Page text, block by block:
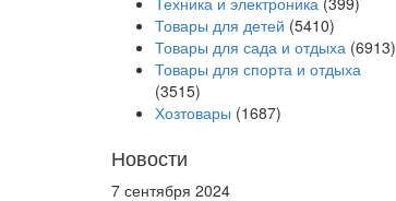
Товары для детей (5410)
Товары для сада и отдыха (6913)
Товары для спорта и отдыха
(3515)
Хозтовары (1687)
Новости
7 сентября 2024